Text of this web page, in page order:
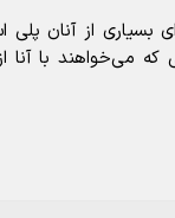
بسیاری از آنان
که می‌خواهند با آنا